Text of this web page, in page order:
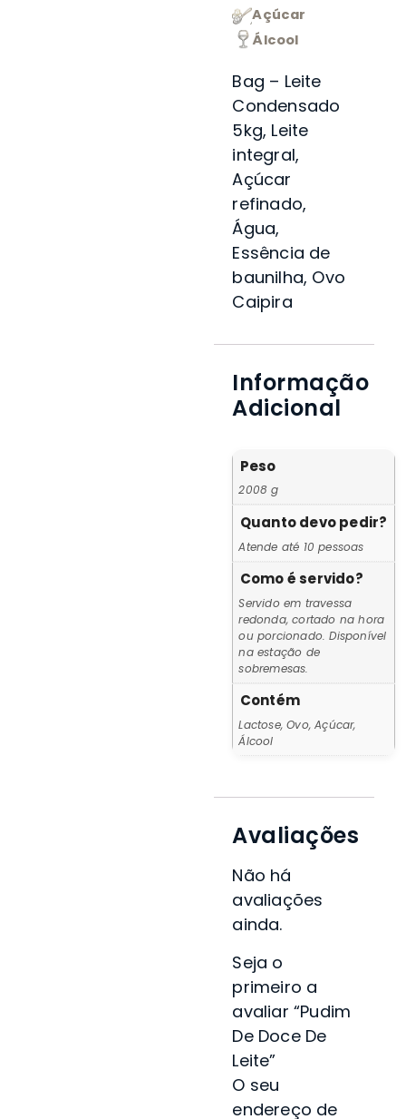
Açúcar
Álcool
Bag – Leite
Condensado
5kg, Leite
integral,
Açúcar
refinado,
Água,
Essência de
baunilha, Ovo
Caipira
Informação
Adicional
Peso
2008 g
Quanto devo pedir?
Atende até 10 pessoas
Como é servido?
Servido em travessa
redonda, cortado na hora
ou porcionado. Disponível
na estação de
sobremesas.
Contém
Lactose, Ovo, Açúcar,
Álcool
Avaliações
Não há
avaliações
ainda.
Seja o
primeiro a
avaliar “Pudim
De Doce De
Leite”
O seu
endereço de